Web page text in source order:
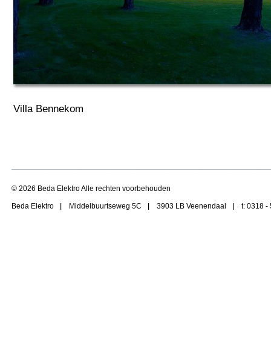
Villa Bennekom
© 2026 Beda Elektro Alle rechten voorbehouden
Beda Elektro Middelbuurtseweg 5C 3903 LB Veenendaal t: 0318 -